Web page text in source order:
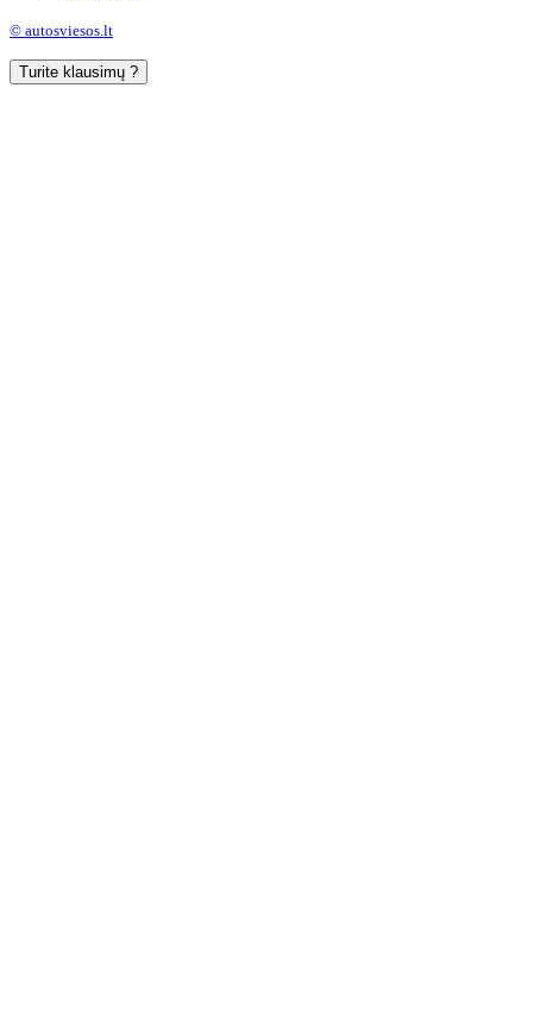
© autosviesos.lt
Turite klausimų ?